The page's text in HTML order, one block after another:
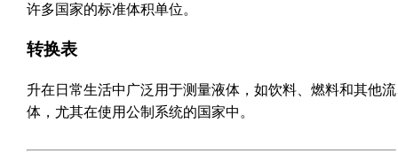
许多国家的标准体积单位。
转换表
升在日常生活中广泛用于测量液体，如饮料、燃料和其他流
体，尤其在使用公制系统的国家中。